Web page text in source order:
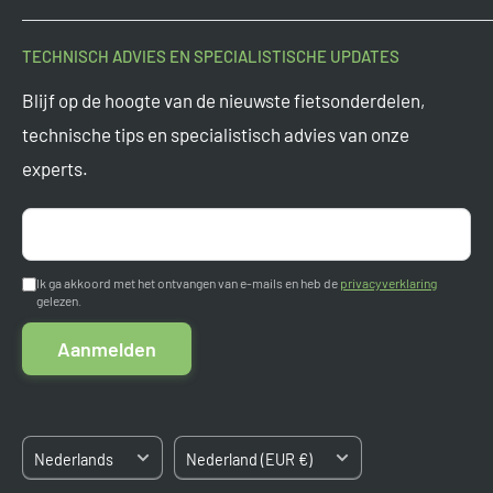
kopen bieden we altijd de scherpste prijzen.
Onderdeel vanTormino B.V.
Vragen? Mail ons opsupport@tormino.com
Pletterij 35 F
2211 JT Noordwijkerhout
Nederland
Kvk: 84663545
BTW: NL8633.03.808.B.01
Contact
Ruilen en retourneren
Garantie
Betaalmogelijkheden
Algemene voorwaarden
Sitemap
TECHNISCH ADVIES EN SPECIALISTISCHE UPDATES
Blijf op de hoogte van de nieuwste fietsonderdelen,
technische tips en specialistisch advies van onze
experts.
Ik ga akkoord met het ontvangen van e-mails en heb de privacyverklaring
gelezen.
Aanmelden
TaalNederlands Land/regio
Nederland (EUR €)